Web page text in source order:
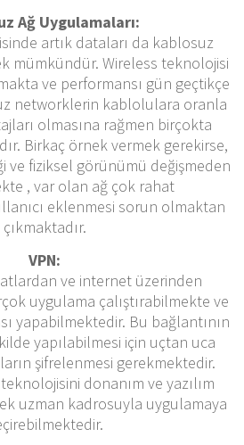
Ağ Uygulamaları:
artık dataları da kablosuz
mümkündür. Wireless teknolojisi
ve performansı gün geçtikçe
networklerin kablolulara oranla
olmasına rağmen birçokta
Birkaç örnek vermek gerekirse,
ve fiziksel görünümü değişmeden
, var olan ağ çok rahat
eklenmesi sorun olmaktan
çıkmaktadır.
VPN:
ve internet üzerinden
uygulama çalıştırabilmekte ve
yapabilmektedir. Bu bağlantının
yapılabilmesi için uçtan uca
şifrelenmesi gerekmektedir.
donanım ve yazılım
uzman kadrosuyla uygulamaya